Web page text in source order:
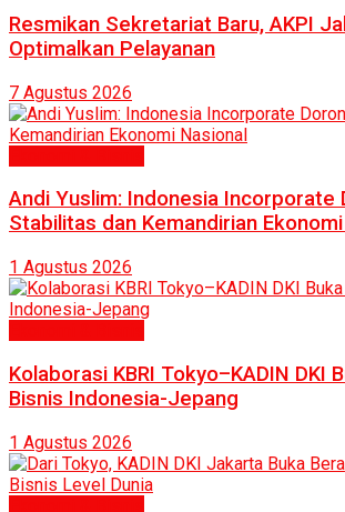
Resmikan Sekretariat Baru, AKPI
Optimalkan Pelayanan
7 Agustus 2026
Andi Yuslim: Indonesia Incorporate
Stabilitas dan Kemandirian
1 Agustus 2026
Kolaborasi KBRI Tokyo–KADIN DKI
Bisnis Indonesia-Jepang
1 Agustus 2026